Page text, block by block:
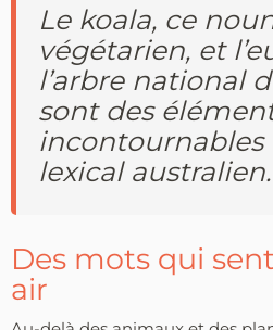
Le koala, ce
végétarien, et
l’arbre national
sont des
lexical australien.
Des mots qui
air